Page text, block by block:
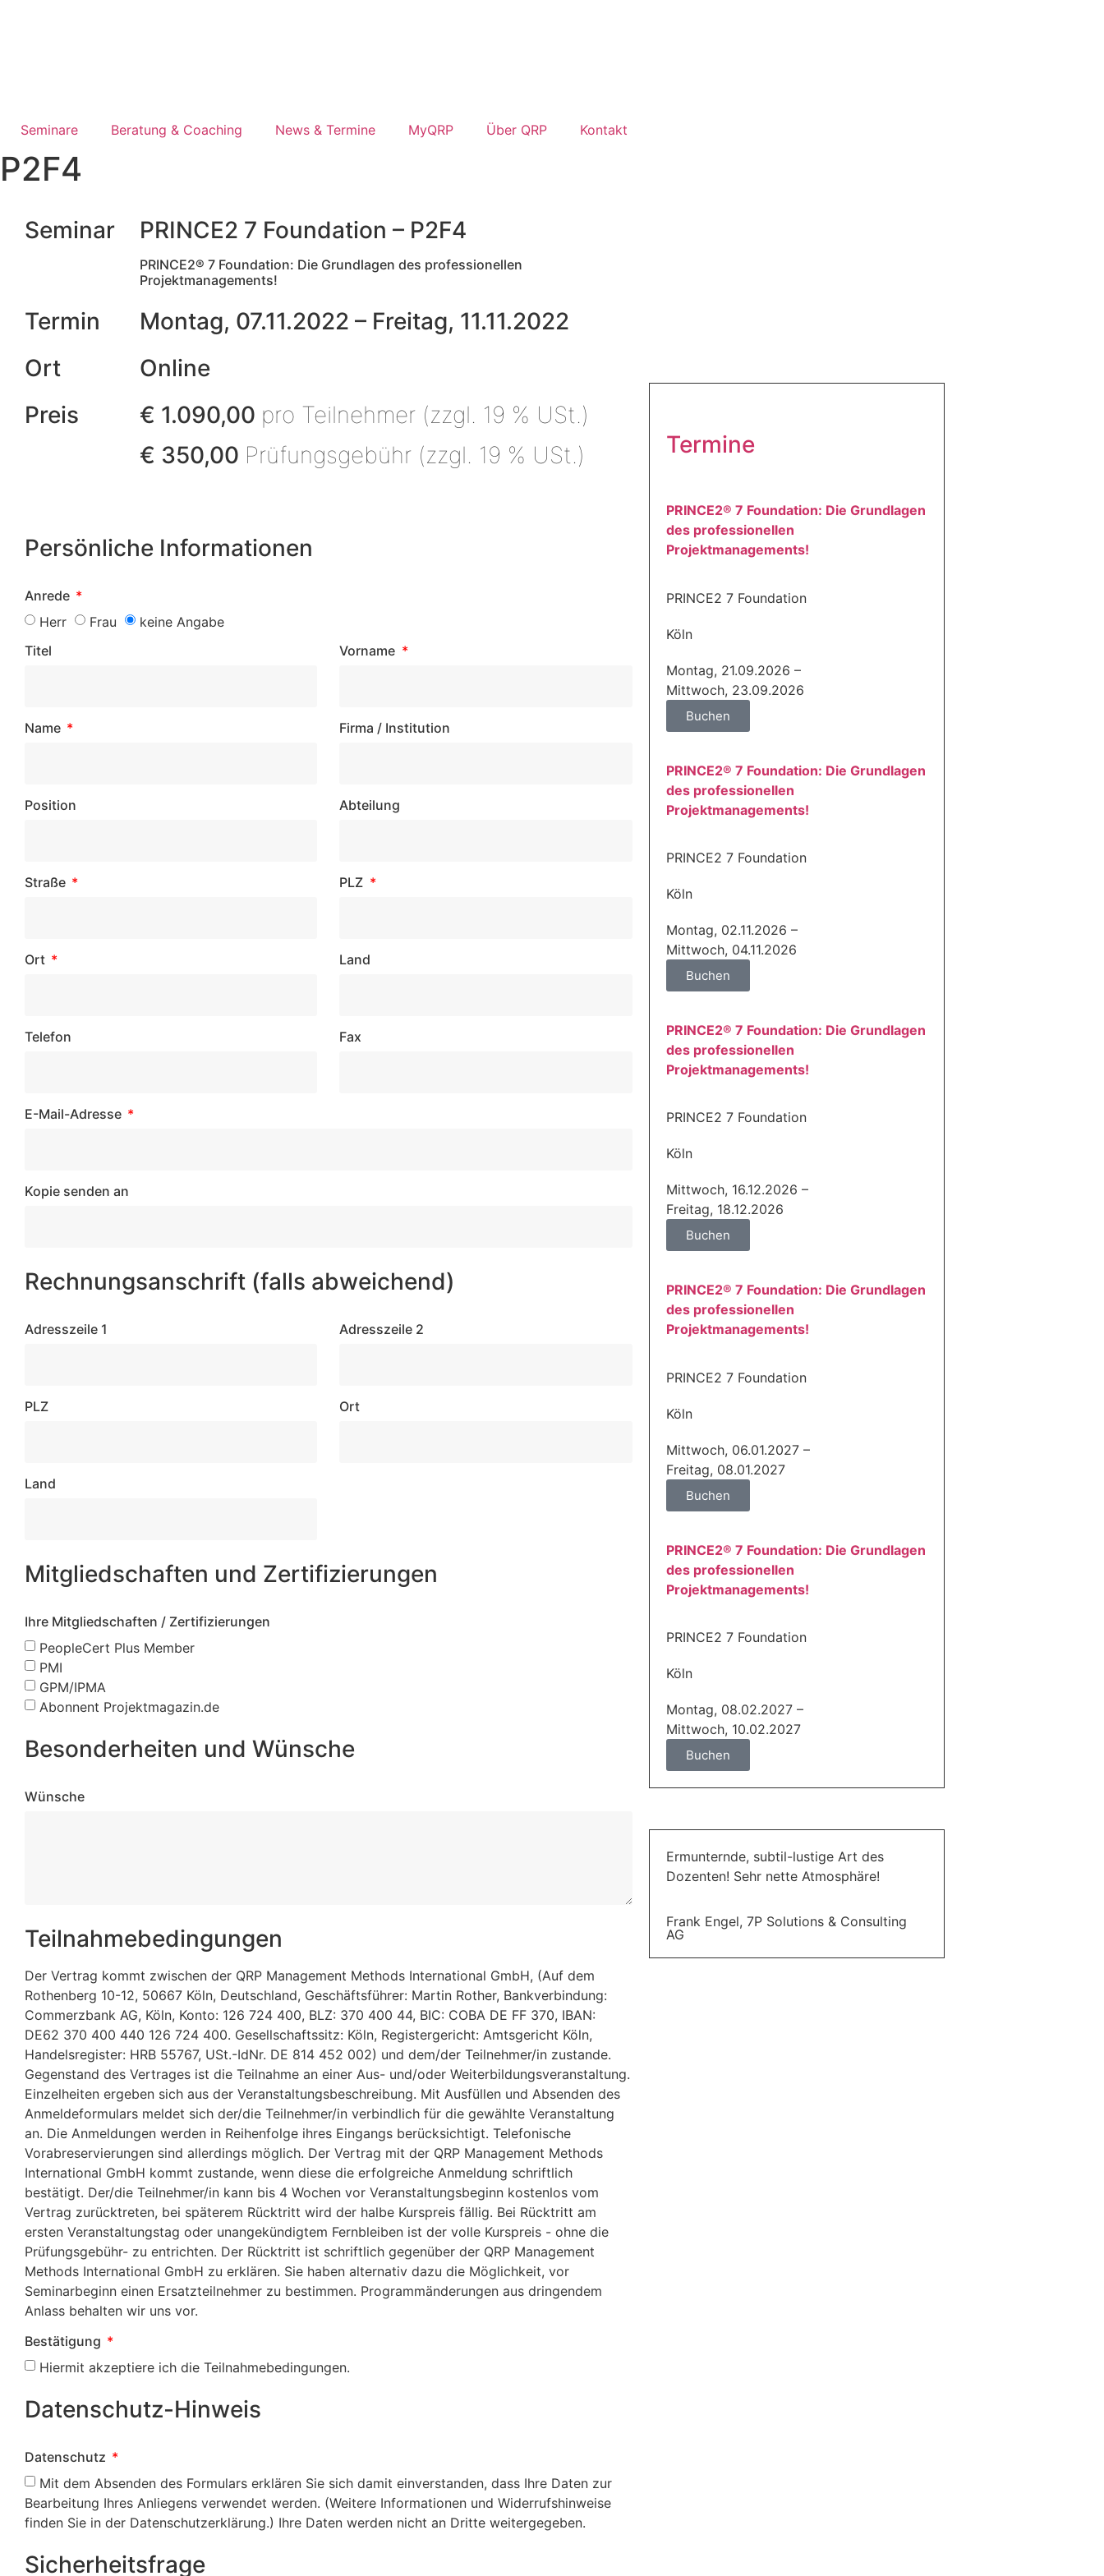
Seminare Beratung & Coaching News & Termine MyQRP Über QRP Kontakt
P2F4
Seminar PRINCE2 7 Foundation – P2F4
PRINCE2® 7 Foundation: Die Grundlagen des professionellen
Projektmanagements!
Termin
Montag, 07.11.2022 – Freitag, 11.11.2022
Ort
Online
Preis
€ 1.090,00 pro Teilnehmer (zzgl. 19 % USt.)
€ 350,00 Prüfungsgebühr (zzgl. 19 % USt.)
Persönliche Informationen
Anrede
Herr
Frau
keine Angabe
Titel
Vorname
Name Firma / Institution
Position Abteilung
Straße PLZ
Ort Land
Telefon Fax
E-Mail-Adresse
Kopie senden an
Rechnungsanschrift (falls abweichend)
Adresszeile 1 Adresszeile 2
PLZ Ort
Land
Mitgliedschaften und Zertifizierungen
Ihre Mitgliedschaften / Zertifizierungen
PeopleCert Plus Member
PMI
GPM/IPMA
Abonnent Projektmagazin.de
Besonderheiten und Wünsche
Wünsche
Teilnahmebedingungen
Der Vertrag kommt zwischen der QRP Management Methods International GmbH, (Auf dem
Rothenberg 10-12, 50667 Köln, Deutschland, Geschäftsführer: Martin Rother, Bankverbindung:
Commerzbank AG, Köln, Konto: 126 724 400, BLZ: 370 400 44, BIC: COBA DE FF 370, IBAN:
DE62 370 400 440 126 724 400. Gesellschaftssitz: Köln, Registergericht: Amtsgericht Köln,
Handelsregister: HRB 55767, USt.-IdNr. DE 814 452 002) und dem/der Teilnehmer/in zustande.
Gegenstand des Vertrages ist die Teilnahme an einer Aus- und/oder Weiterbildungsveranstaltung.
Einzelheiten ergeben sich aus der Veranstaltungsbeschreibung. Mit Ausfüllen und Absenden des
Anmeldeformulars meldet sich der/die Teilnehmer/in verbindlich für die gewählte Veranstaltung
an. Die Anmeldungen werden in Reihenfolge ihres Eingangs berücksichtigt. Telefonische
Vorabreservierungen sind allerdings möglich. Der Vertrag mit der QRP Management Methods
International GmbH kommt zustande, wenn diese die erfolgreiche Anmeldung schriftlich
bestätigt. Der/die Teilnehmer/in kann bis 4 Wochen vor Veranstaltungsbeginn kostenlos vom
Vertrag zurücktreten, bei späterem Rücktritt wird der halbe Kurspreis fällig. Bei Rücktritt am
ersten Veranstaltungstag oder unangekündigtem Fernbleiben ist der volle Kurspreis - ohne die
Prüfungsgebühr- zu entrichten. Der Rücktritt ist schriftlich gegenüber der QRP Management
Methods International GmbH zu erklären. Sie haben alternativ dazu die Möglichkeit, vor
Seminarbeginn einen Ersatzteilnehmer zu bestimmen. Programmänderungen aus dringendem
Anlass behalten wir uns vor.
Bestätigung
Hiermit akzeptiere ich die Teilnahmebedingungen.
Datenschutz-Hinweis
Datenschutz
Mit dem Absenden des Formulars erklären Sie sich damit einverstanden, dass Ihre Daten zur
Bearbeitung Ihres Anliegens verwendet werden. (Weitere Informationen und Widerrufshinweise
finden Sie in der Datenschutzerklärung.) Ihre Daten werden nicht an Dritte weitergegeben.
Sicherheitsfrage
Termine
PRINCE2® 7 Foundation: Die Grundlagen
des professionellen
Projektmanagements!
PRINCE2 7 Foundation
Köln
Montag, 21.09.2026 –
Mittwoch, 23.09.2026
Buchen
PRINCE2® 7 Foundation: Die Grundlagen
des professionellen
Projektmanagements!
PRINCE2 7 Foundation
Köln
Montag, 02.11.2026 –
Mittwoch, 04.11.2026
Buchen
PRINCE2® 7 Foundation: Die Grundlagen
des professionellen
Projektmanagements!
PRINCE2 7 Foundation
Köln
Mittwoch, 16.12.2026 –
Freitag, 18.12.2026
Buchen
PRINCE2® 7 Foundation: Die Grundlagen
des professionellen
Projektmanagements!
PRINCE2 7 Foundation
Köln
Mittwoch, 06.01.2027 –
Freitag, 08.01.2027
Buchen
PRINCE2® 7 Foundation: Die Grundlagen
des professionellen
Projektmanagements!
PRINCE2 7 Foundation
Köln
Montag, 08.02.2027 –
Mittwoch, 10.02.2027
Buchen
Ermunternde, subtil-lustige Art des
Dozenten! Sehr nette Atmosphäre!
Frank Engel, 7P Solutions & Consulting
AG